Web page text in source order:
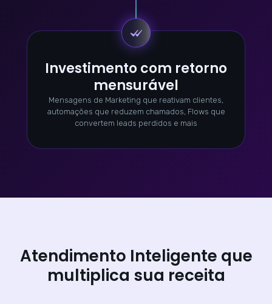
Investimento com retorno
mensurável
Mensagens de Marketing que reativam clientes,
automações que reduzem chamados, Flows que
convertem leads perdidos e mais
Atendimento Inteligente que
multiplica sua receita